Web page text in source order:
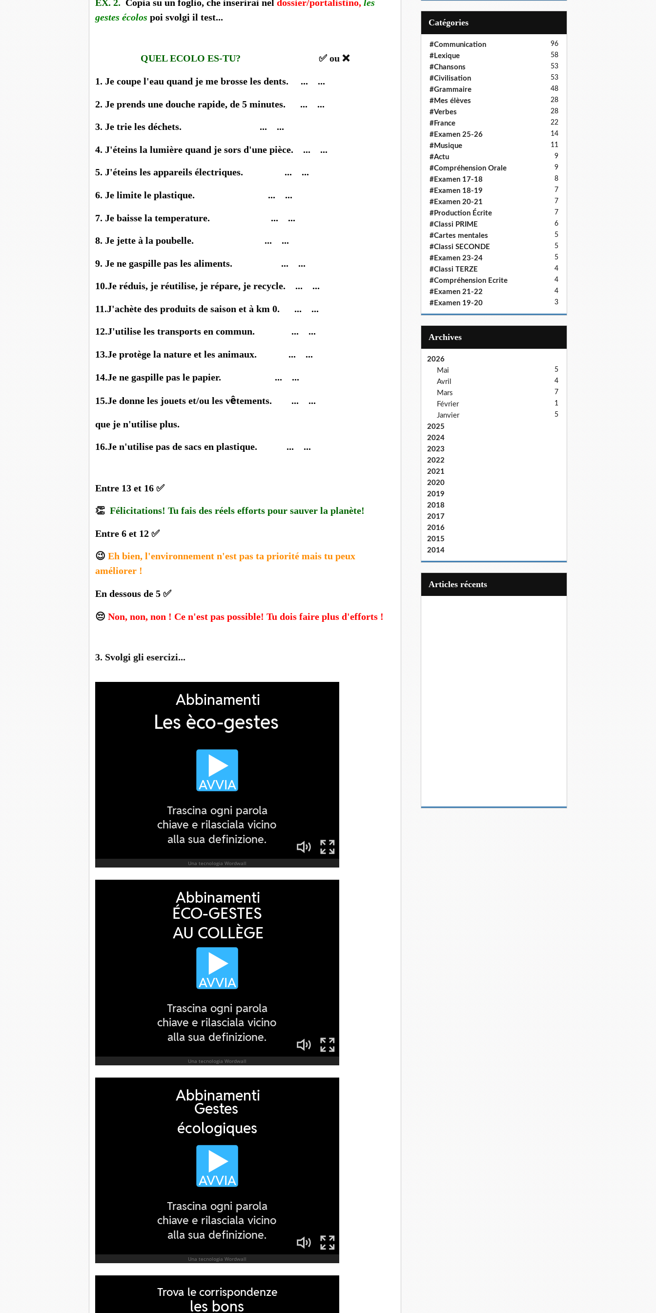
EX. 2. Copia su un foglio, che inserirai nel dossier/portalistino, les
gestes écolos poi svolgi il test...
QUEL ECOLO ES-TU? ✅ ou ❌
1. Je coupe l'eau quand je me brosse les dents. ... ...
2. Je prends une douche rapide, de 5 minutes. ... ...
3. Je trie les déchets. ... ...
4. J'éteins la lumière quand je sors d'une pièce. ... ...
5. J'éteins les appareils électriques. ... ...
6. Je limite le plastique. ... ...
7. Je baisse la temperature. ... ...
8. Je jette à la poubelle. ... ...
9. Je ne gaspille pas les aliments. ... ...
10.Je réduis, je réutilise, je répare, je recycle. ... ...
11.J'achète des produits de saison et à km 0. ... ...
12.J'utilise les transports en commun. ... ...
13.Je protège la nature et les animaux. ... ...
14.Je ne gaspille pas le papier. ... ...
15.Je donne les jouets et/ou les vêtements. ... ...
que je n'utilise plus.
16.Je n'utilise pas de sacs en plastique. ... ...
Entre 13 et 16 ✅
👏 Félicitations! Tu fais des réels efforts pour sauver la planète!
Entre 6 et 12 ✅
😉 Eh bien, l'environnement n'est pas ta priorité mais tu peux
améliorer !
En dessous de 5 ✅
😔 Non, non, non ! Ce n'est pas possible! Tu dois faire plus d'efforts !
3. Svolgi gli esercizi...
Catégories
#Communication 96
#Lexique 58
#Chansons 53
#Civilisation 53
#Grammaire 48
#Mes élèves 28
#Verbes 28
#France 22
#Examen 25-26 14
#Musique 11
#Actu 9
#Compréhension Orale 9
#Examen 17-18 8
#Examen 18-19 7
#Examen 20-21 7
#Production Écrite 7
#Classi PRIME 6
#Cartes mentales 5
#Classi SECONDE 5
#Examen 23-24 5
#Classi TERZE 4
#Compréhension Ecrite 4
#Examen 21-22 4
#Examen 19-20 3
Archives
2026
Mai
5
Avril 4
Mars 7
Février 1
Janvier 5
2025
2024
2023
2022
2021
2020
2019
2018
2017
2016
2015
2014
articles récents